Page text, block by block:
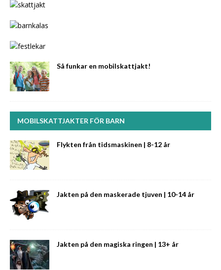
Så funkar en mobilskattjakt!
MOBILSKATTJAKTER FÖR BARN
Flykten från tidsmaskinen | 8-12 år
Jakten på den maskerade tjuven | 10-14 år
Jakten på den magiska ringen | 13+ år